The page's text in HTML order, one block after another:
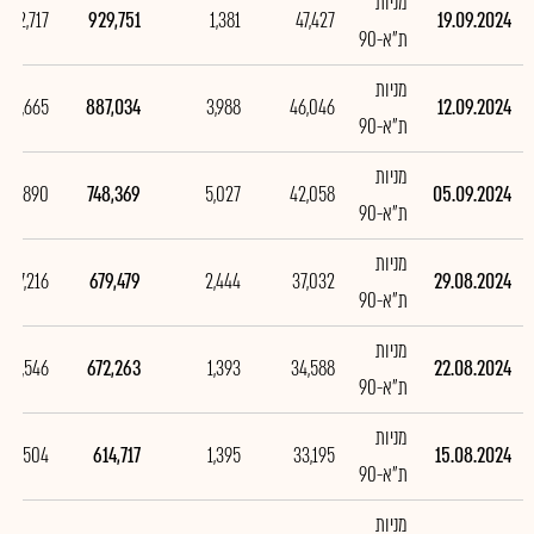
19.09.2024
ת"א-90
47,427
1,381
929,751
42,717
12.09.2024
מניות
ת"א-90
46,046
3,988
887,034
138,665
05.09.2024
מניות
ת"א-90
42,058
5,027
748,369
68,890
29.08.2024
מניות
ת"א-90
37,032
2,444
679,479
7,216
22.08.2024
מניות
ת"א-90
34,588
1,393
672,263
57,546
15.08.2024
מניות
ת"א-90
33,195
1,395
614,717
-2,504
מניות